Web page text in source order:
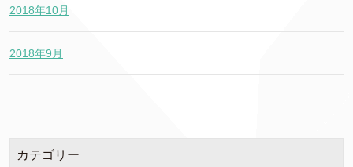
2018年10月
2018年9月
カテゴリー